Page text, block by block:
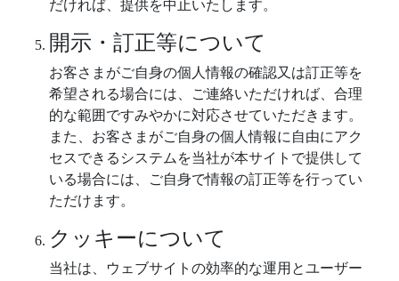
だければ、提供を中止いたします。
開示・訂正等について
お客さまがご自身の個人情報の確認又は訂正等を
希望される場合には、ご連絡いただければ、合理
的な範囲ですみやかに対応させていただきます。
また、お客さまがご自身の個人情報に自由にアク
セスできるシステムを当社が本サイトで提供して
いる場合には、ご自身で情報の訂正等を行ってい
ただけます。
クッキーについて
当社は、ウェブサイトの効率的な運用とユーザー